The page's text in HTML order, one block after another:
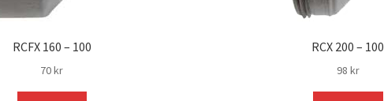
RCFX 160 – 100
70kr
RCX 200 – 100
98 kr